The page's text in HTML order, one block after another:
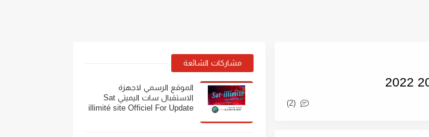
(2)
مشاركات الشائعة
الموقع الرسمي لاجهزة
الاستقبال سات اليميتي Sat
illimité site Officiel For Update